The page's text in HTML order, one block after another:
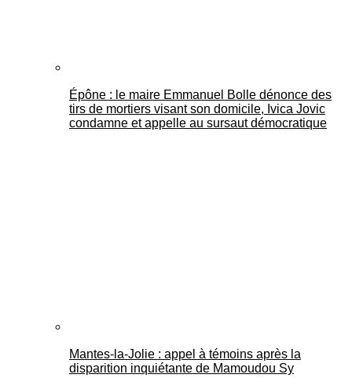
Épône : le maire Emmanuel Bolle dénonce des
tirs de mortiers visant son domicile, Ivica Jovic
condamne et appelle au sursaut démocratique
Mantes-la-Jolie : appel à témoins après la
disparition inquiétante de Mamoudou Sy